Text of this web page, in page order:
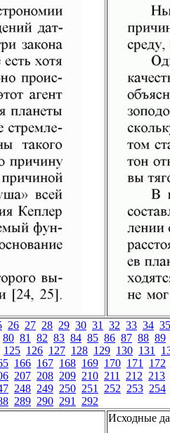
26 27 28 29 30 31 32 33 34 35
80 81 82 83 84 85 86 87 88 89
125 126 127 128 129 130 131
166 167 168 169 170 171 172
207 208 209 210 211 212 213
248 249 250 251 252 253 254
289 290 291 292
Исходные